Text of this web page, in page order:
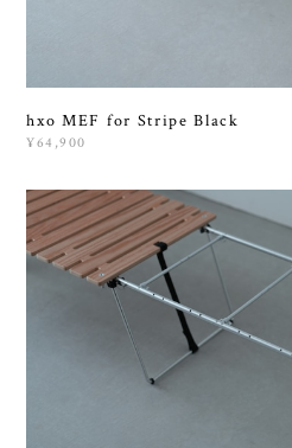
hxo MEF for Stripe Black
¥64,900